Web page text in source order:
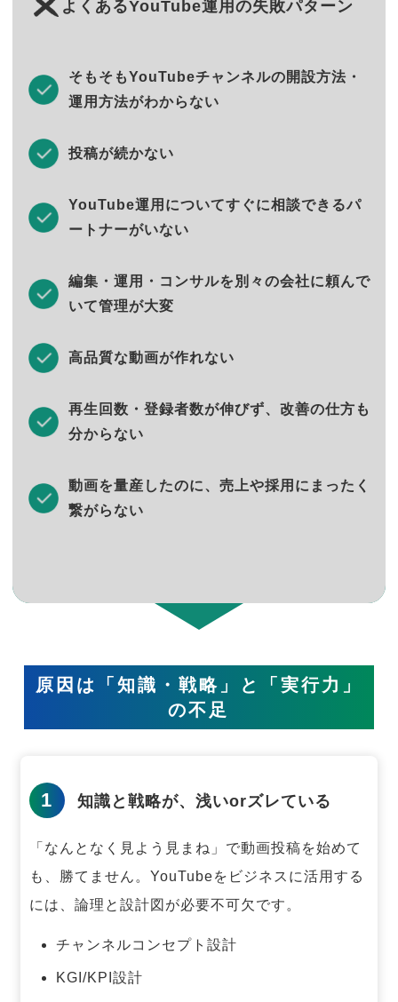
よくあるYouTube運用の失敗パターン
そもそもYouTubeチャンネルの開設方法・
運用方法がわからない
投稿が続かない
YouTube運用についてすぐに相談できるパ
ートナーがいない
編集・運用・コンサルを別々の会社に頼んで
いて管理が大変
高品質な動画が作れない
再生回数・登録者数が伸びず、改善の仕方も
分からない
動画を量産したのに、売上や採用にまったく
繋がらない
原因は「知識・戦略」と「実行力」
の不足
1 知識と戦略が、浅いorズレている
「なんとなく見よう見まね」で動画投稿を始めて
も、勝てません。 YouTubeをビジネスに活用する
には、論理と設計図が必要不可欠です。
チャンネルコンセプト設計
KGI/KPI設計